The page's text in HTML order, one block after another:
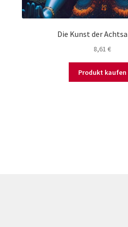
Die Kunst der
8,61€
Produkt kaufen